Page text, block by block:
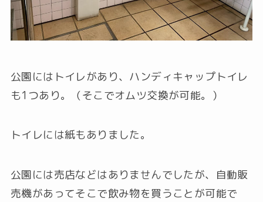
公園にはトイレがあり、ハンディキャップトイレ
も1つあり。（そこでオムツ交換が可能。）
トイレには紙もありました。
公園には売店などはありませんでしたが、自動販
売機があってそこで飲み物を買うことが可能で